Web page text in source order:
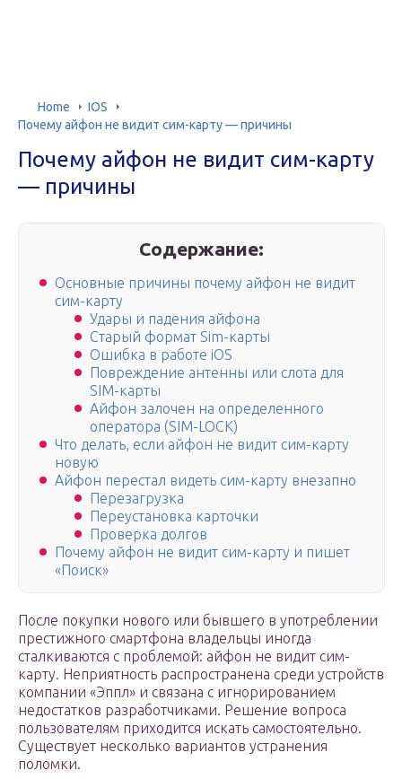
Home
IOS
Почему айфон не видит сим-карту — причины
Почему айфон не видит сим-карту
— причины
Содержание:
Основные причины почему айфон не видит
сим-карту
Удары и падения айфона
Старый формат Sim-карты
Ошибка в работе iOS
Повреждение антенны или слота для
SIM-карты
Айфон залочен на определенного
оператора (SIM-LOCK)
Что делать, если айфон не видит сим-карту
новую
Айфон перестал видеть сим-карту внезапно
Перезагрузка
Переустановка карточки
Проверка долгов
Почему айфон не видит сим-карту и пишет
«Поиск»
После покупки нового или бывшего в употреблении
престижного смартфона владельцы иногда
сталкиваются с проблемой: айфон не видит сим-
карту. Неприятность распространена среди устройств
компании «Эппл» и связана с игнорированием
недостатков разработчиками. Решение вопроса
пользователям приходится искать самостоятельно.
Существует несколько вариантов устранения
поломки.